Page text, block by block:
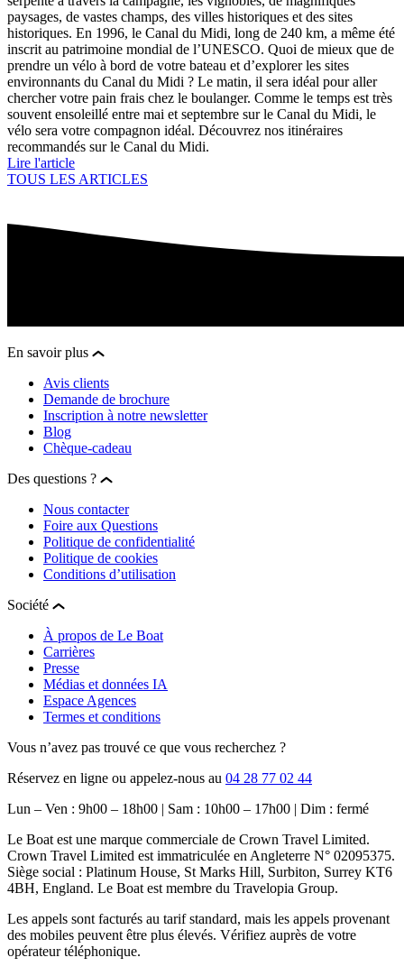
paysages, de vastes champs, des villes historiques et des sites
historiques. En 1996, le Canal du Midi, long de 240 km, a même été
inscrit au patrimoine mondial de l’UNESCO. Quoi de mieux que de
prendre un vélo à bord de votre bateau et d’explorer les sites
environnants du Canal du Midi ? Le matin, il sera idéal pour aller
chercher votre pain frais chez le boulanger. Comme le temps est très
souvent ensoleillé entre mai et septembre sur le Canal du Midi, le
vélo sera votre compagnon idéal. Découvrez nos itinéraires
recommandés sur le Canal du Midi.
Lire l'article
TOUS LES ARTICLES
En savoir plus
Avis clients
Demande de brochure
Inscription à notre newsletter
Blog
Chèque-cadeau
Des questions ?
Nous contacter
Foire aux Questions
Politique de confidentialité
Politique de cookies
Conditions d’utilisation
Société
À propos de Le Boat
Carrières
Presse
Médias et données IA
Espace Agences
Termes et conditions
Vous n’avez pas trouvé ce que vous recherchez ?
Réservez en ligne ou appelez-nous au 04 28 77 02 44
Lun – Ven : 9h00 – 18h00 | Sam : 10h00 – 17h00 | Dim : fermé
Le Boat est une marque commerciale de Crown Travel Limited.
Crown Travel Limited est immatriculée en Angleterre N° 02095375.
Siège social : Platinum House, St Marks Hill, Surbiton, Surrey KT6
4BH, England. Le Boat est membre du Travelopia Group.
Les appels sont facturés au tarif standard, mais les appels provenant
des mobiles peuvent être plus élevés. Vérifiez auprès de votre
opérateur téléphonique.